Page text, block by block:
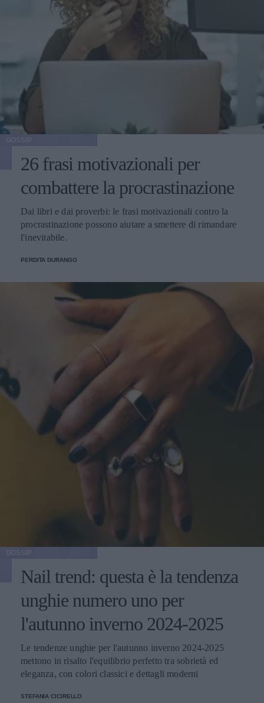
26 frasi motivazionali per
combattere la procrastinazione
Dai libri e dai proverbi: le frasi motivazionali contro la
procrastinazione possono aiutare a smettere di rimandare
l'inevitabile.
PERDITA DURANGO
Nail trend: questa è la tendenza
unghie numero uno per
l'autunno inverno 2024-2025
Le tendenze unghie per l'autunno inverno 2024-2025
mettono in risalto l'equilibrio perfetto tra sobrietà ed
eleganza, con colori classici e dettagli moderni
STEFANIA CICIRELLO